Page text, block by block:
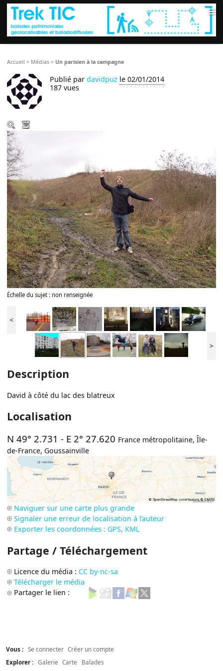
≡
Accueil > Médias > Un parisien à la campagne
Publié pardavidpuz le 02/01/2014
187 vues
Échelle du sujet : non renseignée
<
>
Description
David à côté du lac des blatreux
Localisation
N 49° 2.731 - E 2° 27.620 France métropolitaine,Île-
de-France, Goussainville
Naviguer sur une carte plus grande
Signaler une erreur de localisation à l’auteur
Exporter les coordonnées : GPS, KML
Partage / Téléchargement
Licence du média : CC by-nc-sa
Télécharger le média
Partager le lien :
Vous : Se connecter Créer un compte
Explorer : Galerie Carte
Balades